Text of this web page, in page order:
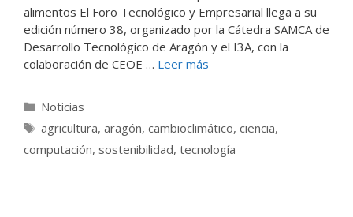
alimentos El Foro Tecnológico y Empresarial llega a su
edición número 38, organizado por la Cátedra SAMCA de
Desarrollo Tecnológico de Aragón y el I3A, con la
colaboración de CEOE … Leer más
Categorías
Noticias
Etiquetas
agricultura, aragón, cambioclimático, ciencia,
computación, sostenibilidad, tecnología